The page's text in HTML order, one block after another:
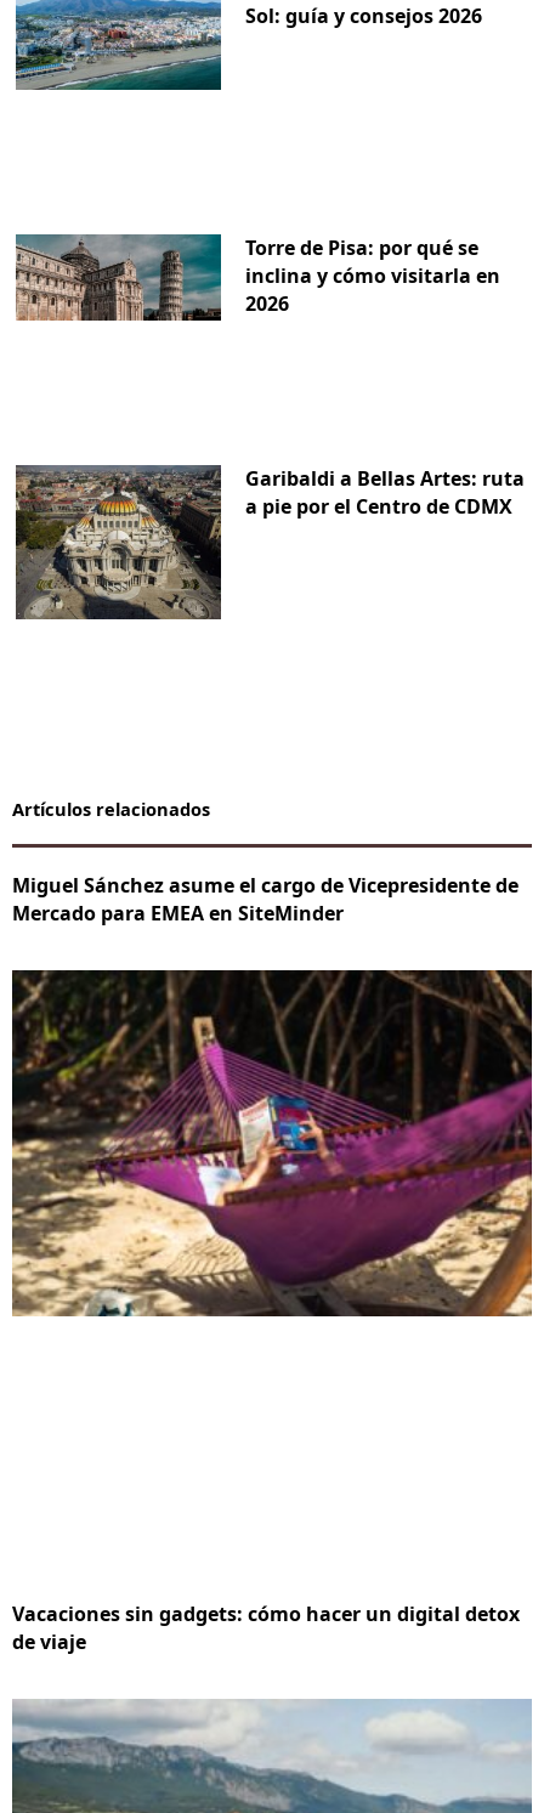
Sol: guía y consejos 2026
Torre de Pisa: por qué se
inclina y cómo visitarla en
2026
Garibaldi a Bellas Artes: ruta
a pie por el Centro de CDMX
Artículos relacionados
Miguel Sánchez asume el cargo de Vicepresidente de
Mercado para EMEA en SiteMinder
Vacaciones sin gadgets: cómo hacer un digital detox
de viaje